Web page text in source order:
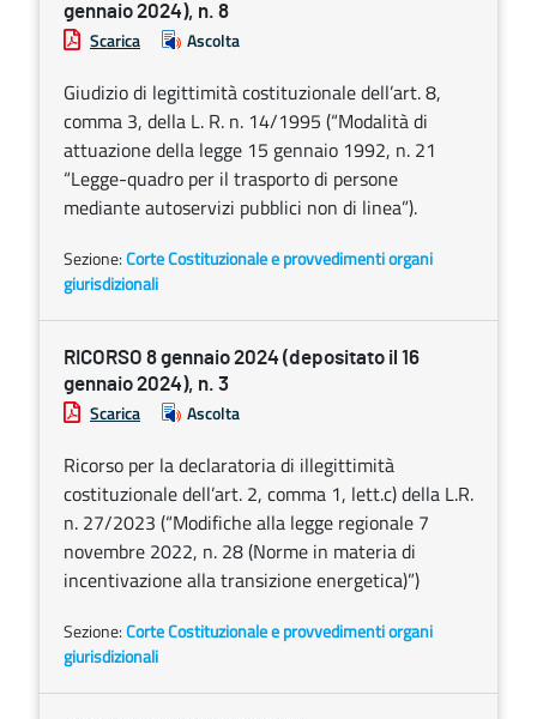
gennaio 2024), n. 8
Scarica Ascolta
Giudizio di legittimità costituzionale dell’art. 8,
comma 3, della L. R. n. 14/1995 (“Modalità di
attuazione della legge 15 gennaio 1992, n. 21
“Legge-quadro per il trasporto di persone
mediante autoservizi pubblici non di linea”).
Sezione:Corte Costituzionale e provvedimenti organi
giurisdizionali
RICORSO 8 gennaio 2024 (depositato il 16
gennaio 2024), n. 3
Scarica Ascolta
Ricorso per la declaratoria di illegittimità
costituzionale dell’art. 2, comma 1, lett.c) della L.R.
n. 27/2023 (“Modifiche alla legge regionale 7
novembre 2022, n. 28 (Norme in materia di
incentivazione alla transizione energetica)”)
Sezione:Corte Costituzionale e provvedimenti organi
giurisdizionali